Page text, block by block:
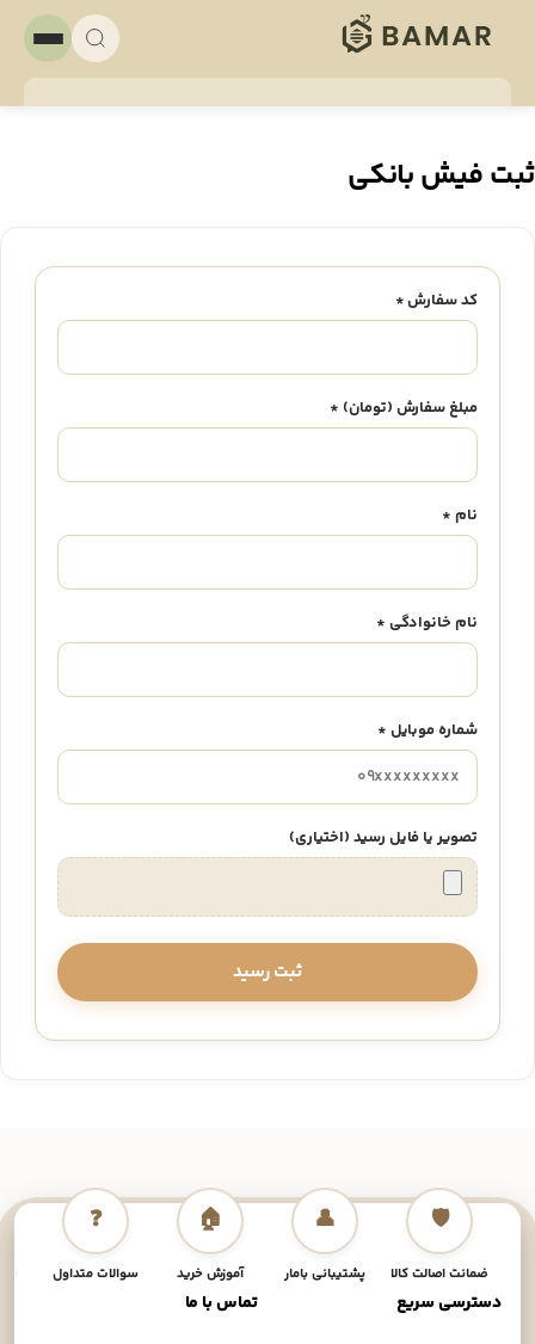
فیش بانکی
کد سفارش *
مبلغ سفارش (تومان) *
نام *
نام خانوادگی *
شماره موبایل *
تصویر یا فایل رسید (اختیاری)
ثبت رسید
🛡️
ضمانت اصالت کالا
👤
پشتیبانی بامار
🏠
آموزش خرید
❓
سوالات متداول
دسترسی سریع تماس با ما